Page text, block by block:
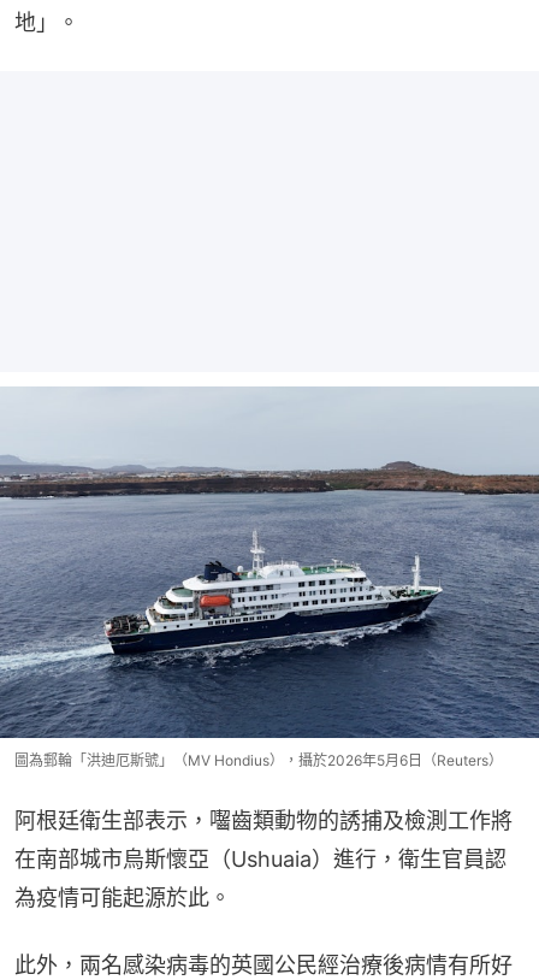
地」。
圖為郵輪「洪迪厄斯號」（MV Hondius），攝於2026年5月6日（Reuters）
阿根廷衛生部表示，囓齒類動物的誘捕及檢測工作將
在南部城市烏斯懷亞（Ushuaia）進行，衛生官員認
為疫情可能起源於此。
此外，兩名感染病毒的英國公民經治療後病情有所好